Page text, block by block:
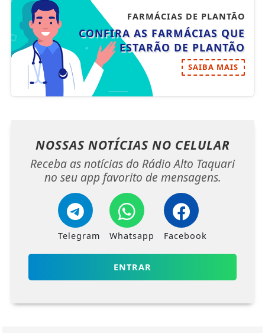
FARMÁCIAS DE PLANTÃO
CONFIRA AS FARMÁCIAS QUE
ESTARÃO DE PLANTÃO
SAIBA MAIS
NOSSAS NOTÍCIAS NO CELULAR
Receba as notícias do Rádio Alto Taquari
no seu app favorito de mensagens.
Telegram Whatsapp Facebook
ENTRAR